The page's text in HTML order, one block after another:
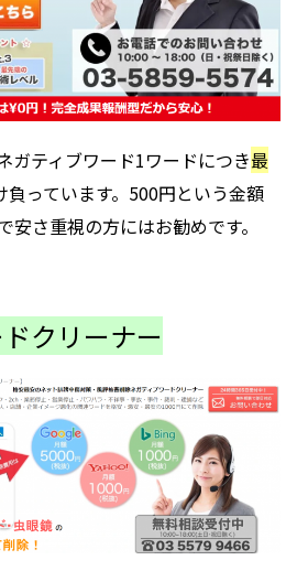
ガティブワード1ワードにつき最
負っています。500円という金額
安さ重視の方にはお勧めです。
クリーナー